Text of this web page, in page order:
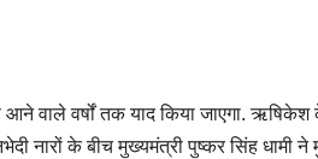
वाले वर्षों तक याद किया जाएगा. ऋषिकेश
नारों के बीच मुख्यमंत्री पुष्कर सिंह धामी